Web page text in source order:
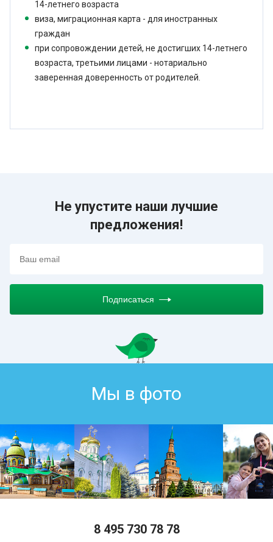
14-летнего возраста
виза, миграционная карта - для иностранных
граждан
при сопровождении детей, не достигших 14-летнего
возраста, третьими лицами - нотариально
заверенная доверенность от родителей.
Не упустите наши лучшие
предложения!
Подписаться
Мы в фото
8 495 730 78 78